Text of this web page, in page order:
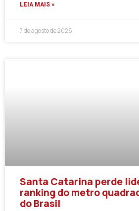
LEIA MAIS »
7 de agosto de 2026
Santa Catarina perde
ranking do metro
do Brasil